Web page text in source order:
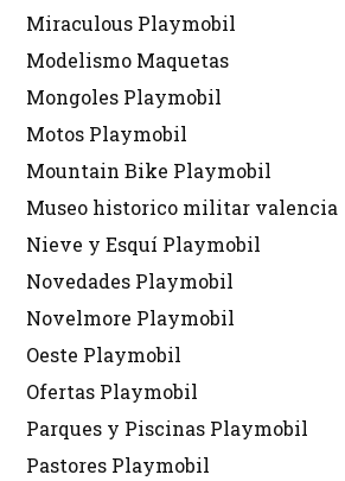
Miraculous Playmobil
Modelismo Maquetas
Mongoles Playmobil
Motos Playmobil
Mountain Bike Playmobil
Museo historico militar valencia
Nieve y Esquí Playmobil
Novedades Playmobil
Novelmore Playmobil
Oeste Playmobil
Ofertas Playmobil
Parques y Piscinas Playmobil
Pastores Playmobil